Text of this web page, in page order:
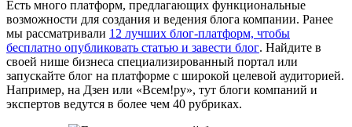
Есть много платформ, предлагающих функциональные
возможности для создания и ведения блога компании. Ранее
мы рассматривали 12 лучших блог-платформ, чтобы
бесплатно опубликовать статью и завести блог. Найдите в
своей нише бизнеса специализированный портал или
запускайте блог на платформе с широкой целевой аудиторией.
Например, на Дзен или «Всем!ру», тут блоги компаний и
экспертов ведутся в более чем 40 рубриках.